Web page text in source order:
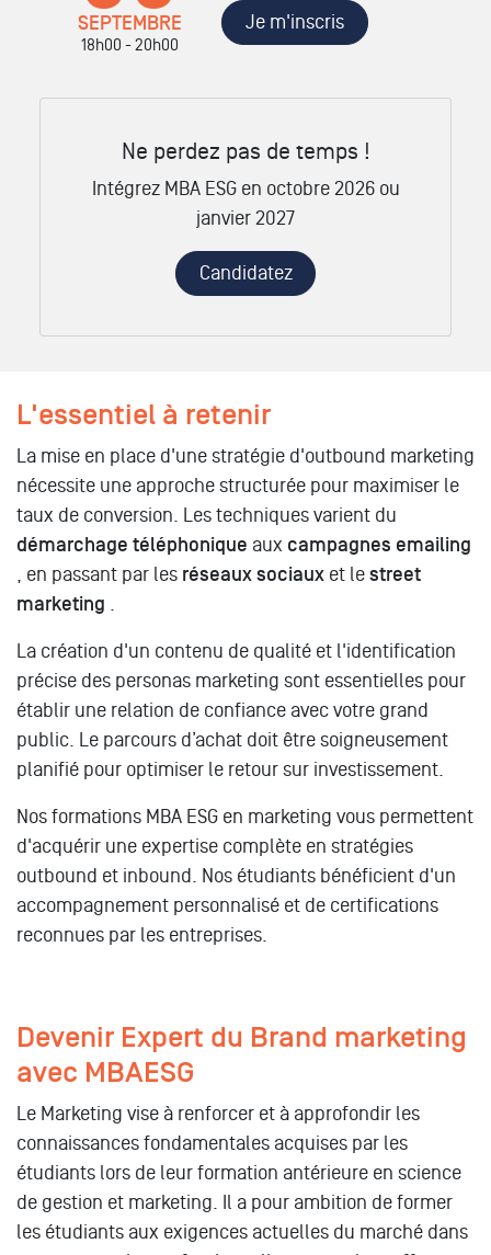
SEPTEMBRE
18h00 - 20h00
Je m'inscris
Ne perdez pas de temps !
Intégrez MBA ESG en octobre 2026 ou
janvier 2027
Candidatez
L'essentiel à retenir
La mise en place d'une stratégie d'outbound marketing
nécessite une approche structurée pour maximiser le
taux de conversion. Les techniques varient du
démarchage téléphonique aux campagnes emailing
, en passant par les réseaux sociaux et le street
marketing .
La création d'un contenu de qualité et l'identification
précise des personas marketing sont essentielles pour
établir une relation de confiance avec votre grand
public. Le parcours d’achat doit être soigneusement
planifié pour optimiser le retour sur investissement.
Nos formations MBA ESG en marketing vous permettent
d'acquérir une expertise complète en stratégies
outbound et inbound. Nos étudiants bénéficient d'un
accompagnement personnalisé et de certifications
reconnues par les entreprises.
Devenir Expert du Brand marketing
avec MBAESG
Le Marketing vise à renforcer et à approfondir les
connaissances fondamentales acquises par les
étudiants lors de leur formation antérieure en science
de gestion et marketing. Il a pour ambition de former
les étudiants aux exigences actuelles du marché dans